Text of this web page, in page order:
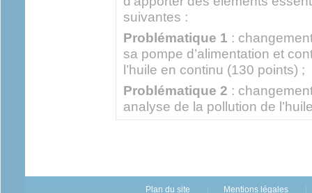
suivantes :
Problématique 1 :
sa pompe d’alimentation et
l’huile en continu (130 points) ;
Problématique 2 :
analyse de la pollution de
Plan du site Mentions légales